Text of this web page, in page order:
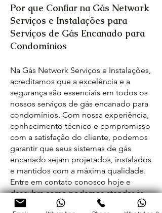
Por que Confiar na Gás Network
Serviços e Instalações para
Serviços de Gás Encanado para
Condomínios
Na Gás Network Serviços e Instalações,
acreditamos que a excelência e a
segurança são essenciais em todos os
nossos serviços de gás encanado para
condomínios. Com nossa experiência,
conhecimento técnico e compromisso
com a satisfação do cliente, podemos
garantir que seus sistemas de gás
encanado sejam projetados, instalados
e mantidos com a máxima qualidade.
Entre em contato conosco hoje e
descubra como podemos atender às
suas necessidades de gás encanado
WhatsApp